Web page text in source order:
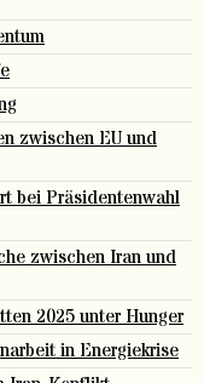
zwischen EU und
bei Präsidentenwahl
zwischen Iran und
2025 unter Hunger
in Energiekrise